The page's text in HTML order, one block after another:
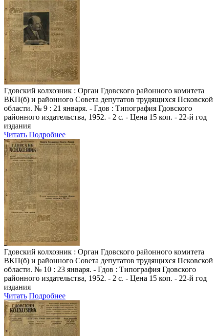
Гдовский колхозник : Орган Гдовского районного комитета
ВКП(б) и районного Совета депутатов трудящихся Псковской
области. № 9 : 21 января. - Гдов : Типография Гдовского
районного издательства, 1952. - 2 с. - Цена 15 коп. - 22-й год
издания
Читать Подробнее
Гдовский колхозник : Орган Гдовского районного комитета
ВКП(б) и районного Совета депутатов трудящихся Псковской
области. № 10 : 23 января. - Гдов : Типография Гдовского
районного издательства, 1952. - 2 с. - Цена 15 коп. - 22-й год
издания
Читать Подробнее